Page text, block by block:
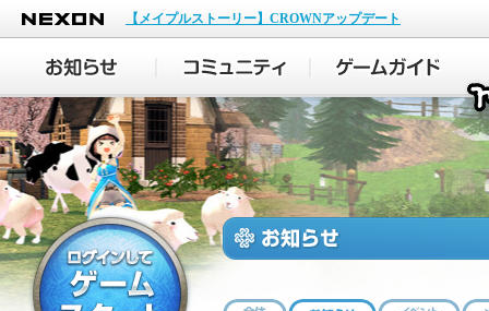
NEXON
【メイプルストーリー】CROWNアップデート